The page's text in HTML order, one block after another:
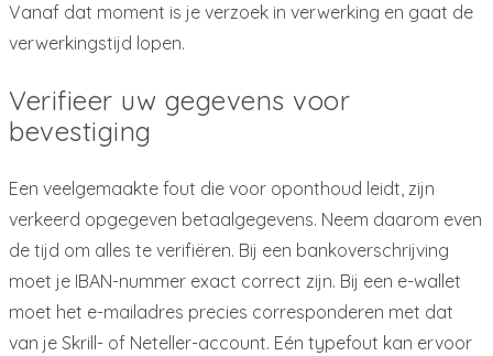
Vanaf dat moment is je verzoek in verwerking en gaat de
verwerkingstijd lopen.
Verifieer uw gegevens voor
bevestiging
Een veelgemaakte fout die voor oponthoud leidt, zijn
verkeerd opgegeven betaalgegevens. Neem daarom even
de tijd om alles te verifiëren. Bij een bankoverschrijving
moet je IBAN-nummer exact correct zijn. Bij een e-wallet
moet het e-mailadres precies corresponderen met dat
van je Skrill- of Neteller-account. Eén typefout kan ervoor